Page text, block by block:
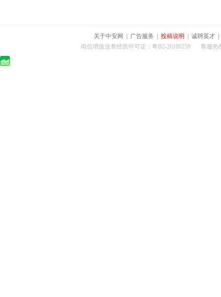
关于中安网 广告服务 投稿说明 诚聘英才
电信增值业务经营许可证：粤B2-20100259 客服